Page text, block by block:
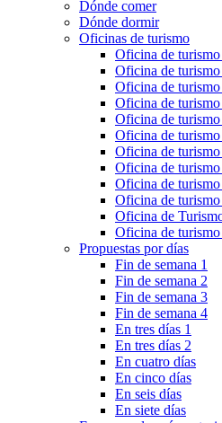
Dónde comer
Dónde dormir
Oficinas de turismo
Oficina de
Oficina de
Oficina de
Oficina de
Oficina de turismo
Oficina de
Oficina de
Oficina de
Oficina de
Oficina de
Oficina de
Oficina de
Propuestas por días
Fin de semana 1
Fin de semana 2
Fin de semana 3
Fin de semana 4
En tres días 1
En tres días 2
En cuatro días
En cinco días
En seis días
En siete días